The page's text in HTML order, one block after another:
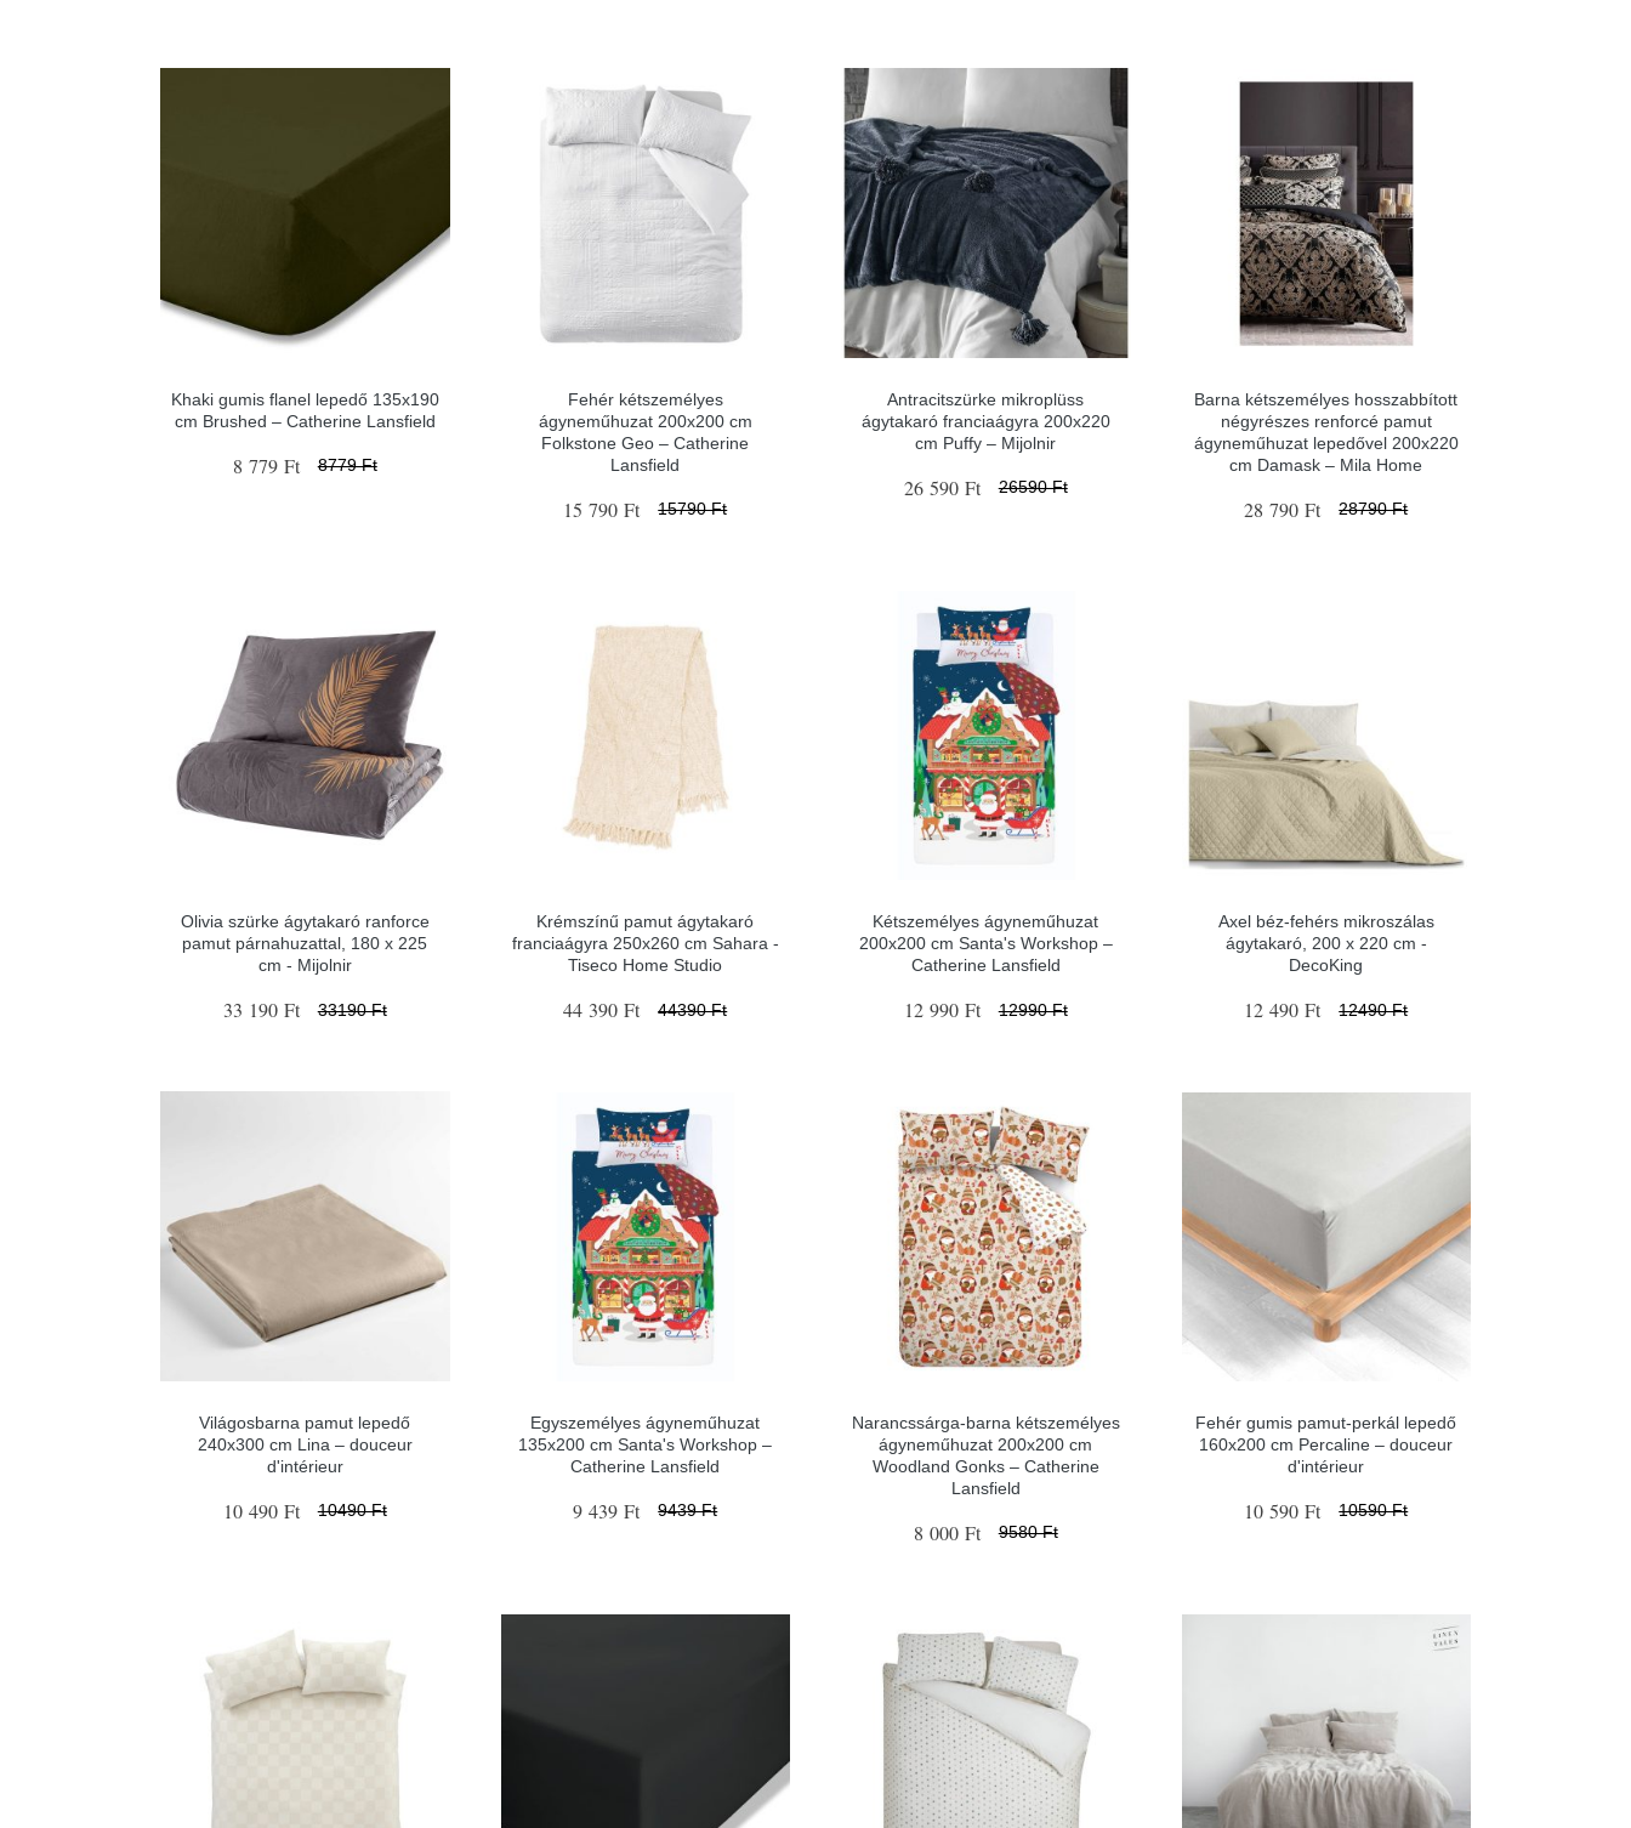
Khaki gumis flanel lepedő 135x190
cm Brushed – Catherine Lansfield
8 779 Ft 8779 Ft
Fehér kétszemélyes
ágyneműhuzat 200x200 cm
Folkstone Geo – Catherine
Lansfield
15 790 Ft 15790 Ft
Antracitszürke mikroplüss
ágytakaró franciaágyra 200x220
cm Puffy – Mijolnir
26 590 Ft 26590 Ft
Barna kétszemélyes hosszabbított
négyrészes renforcé pamut
ágyneműhuzat lepedővel 200x220
cm Damask – Mila Home
28 790 Ft 28790 Ft
Olivia szürke ágytakaró ranforce
pamut párnahuzattal, 180 x 225
cm - Mijolnir
33 190 Ft 33190 Ft
Krémszínű pamut ágytakaró
franciaágyra 250x260 cm Sahara -
Tiseco Home Studio
44 390 Ft 44390 Ft
Kétszemélyes ágyneműhuzat
200x200 cm Santa's Workshop –
Catherine Lansfield
12 990 Ft 12990 Ft
Axel béz-fehérs mikroszálas
ágytakaró, 200 x 220 cm -
DecoKing
12 490 Ft 12490 Ft
Világosbarna pamut lepedő
240x300 cm Lina – douceur
d'intérieur
10 490 Ft 10490 Ft
Egyszemélyes ágyneműhuzat
135x200 cm Santa's Workshop –
Catherine Lansfield
9 439 Ft 9439 Ft
Narancssárga-barna kétszemélyes
ágyneműhuzat 200x200 cm
Woodland Gonks – Catherine
Lansfield
8 000 Ft 9580 Ft
Fehér gumis pamut-perkál lepedő
160x200 cm Percaline – douceur
d'intérieur
10 590 Ft 10590 Ft